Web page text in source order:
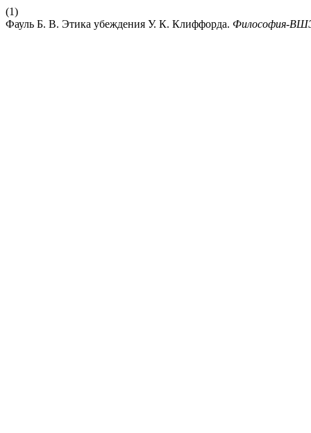
(1)
Фауль Б. В. Этика убеждения У. К. Клиффорда. Философия-